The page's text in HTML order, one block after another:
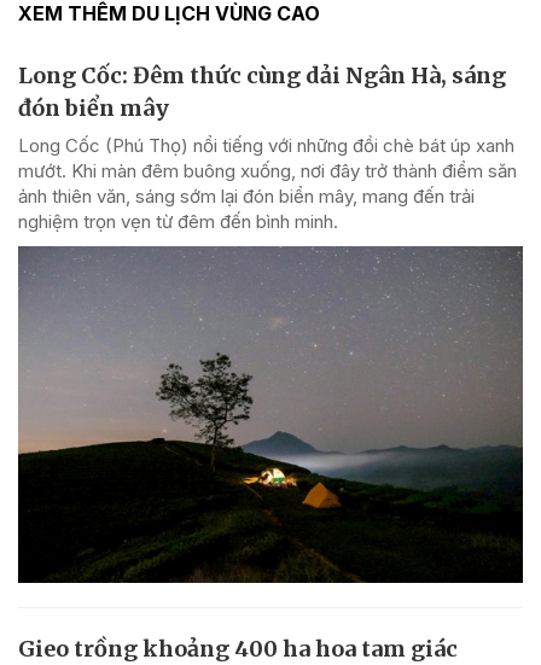
XEM THÊM DU LỊCH VÙNG CAO
Long Cốc: Đêm thức cùng dải Ngân Hà, sáng
đón biển mây
Long Cốc (Phú Thọ) nổi tiếng với những đồi chè bát úp xanh
mướt. Khi màn đêm buông xuống, nơi đây trở thành điểm săn
ảnh thiên văn, sáng sớm lại đón biển mây, mang đến trải
nghiệm trọn vẹn từ đêm đến bình minh.
Gieo trồng khoảng 400 ha hoa tam giác